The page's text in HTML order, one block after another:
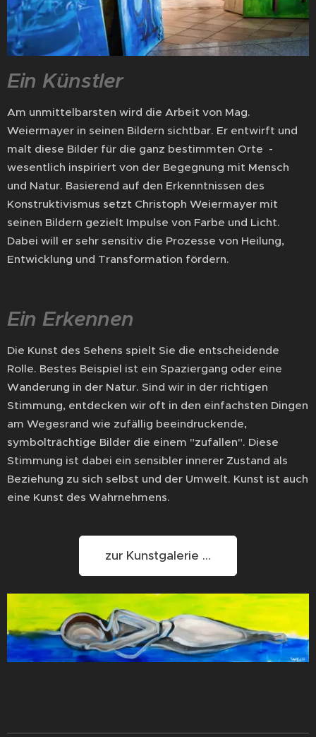
Ein Künstler
Am unmittelbarsten wird die Arbeit von Mag.
Weiermayer in seinen Bildern sichtbar. Er entwirft und
malt diese Bilder für die ganz bestimmten Orte -
wesentlich inspiriert von der Begegnung mit Mensch
und Natur. Basierend auf den Erkenntnissen des
Konstruktivismus setzt Christoph Weiermayer mit
seinen Bildern gezielt Impulse von Farbe und Licht.
Dabei will er sehr sensitiv die Prozesse von Heilung,
Entwicklung und Transformation fördern.
Ein Erkennen
Die Kunst des Sehens spielt Sie die entscheidende
Rolle. Bestes Beispiel ist ein Spaziergang oder eine
Wanderung in der Natur. Sind wir in der richtigen
Stimmung, entdecken wir oft in den einfachsten Dingen
am Wegesrand wie zufällig beeindruckende,
symbolträchtige Bilder die einem "zufallen". Diese
Stimmung ist dabei ein sensibler innerer Zustand als
Beziehung zu sich selbst und der Umwelt. Kunst ist auch
eine Kunst des Wahrnehmens.
zur Kunstgalerie ...